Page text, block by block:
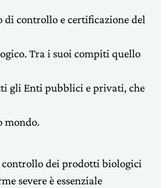
di controllo e certificazione del
Tra i suoi compiti quello
gli Enti pubblici e privati, che
mondo.
controllo dei prodotti biologici
severe è essenziale